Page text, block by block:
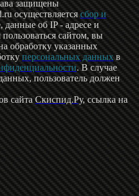
защищены
осуществляетсясбор и
данные об IP - адресе и
сайтом, вы
обработку указанных
персональных данныхв
. В случае
пользователь должен
сайтаСкиспид.Ру, ссылка на